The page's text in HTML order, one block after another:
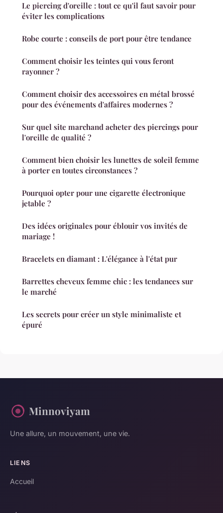
Le piercing d'oreille : tout ce qu'il faut savoir pour
éviter les complications
Robe courte : conseils de port pour être tendance
Comment choisir les teintes qui vous feront
rayonner ?
Comment choisir des accessoires en métal brossé
pour des événements d'affaires modernes ?
Sur quel site marchand acheter des piercings pour
l'oreille de qualité ?
Comment bien choisir les lunettes de soleil femme
à porter en toutes circonstances ?
Pourquoi opter pour une cigarette électronique
jetable ?
Des idées originales pour éblouir vos invités de
mariage !
Bracelets en diamant : L'élégance à l'état pur
Barrettes cheveux femme chic : les tendances sur
le marché
Les secrets pour créer un style minimaliste et
épuré
Minnoviyam
Une allure, un mouvement, une vie.
LIENS
Accueil